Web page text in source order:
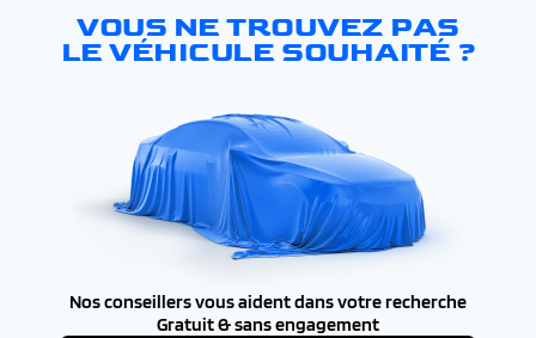
VOUS NE TROUVEZ PAS
LE VÉHICULE SOUHAITÉ ?
Nos conseillers vous aident dans votre recherche
Gratuit & sans engagement